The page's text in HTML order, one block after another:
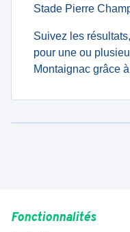
Stade Pierre
Suivez les
pour une ou
Montaignac grâce
Fonctionnalités